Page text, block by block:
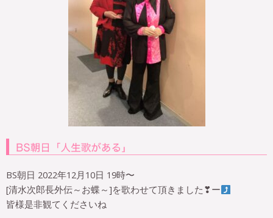
BS朝日 2022年12月10日 19時〜
[清水次郎長外伝～お蝶～]を歌わせて頂きました❣ー
皆様是非観てくださいね